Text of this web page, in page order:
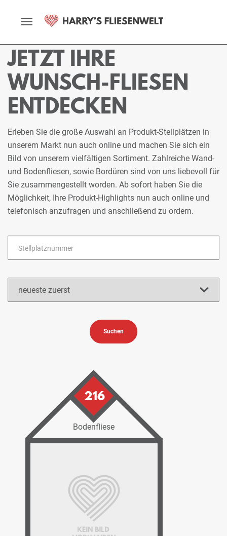
JETZT IHRE
WUNSCH-FLIESEN
ENTDECKEN
Erleben Sie die große Auswahl an Produkt-Stellplätzen in
unserem Markt nun auch online und machen Sie sich ein
Bild von unserem vielfältigen Sortiment. Zahlreiche Wand-
und Bodenfliesen, sowie Bordüren sind von uns liebevoll für
Sie zusammengestellt worden. Ab sofort haben Sie die
Möglichkeit, Ihre Produkt-Highlights nun auch online und
telefonisch anzufragen und anschließend zu ordern.
Suchen
216
Bodenfliese